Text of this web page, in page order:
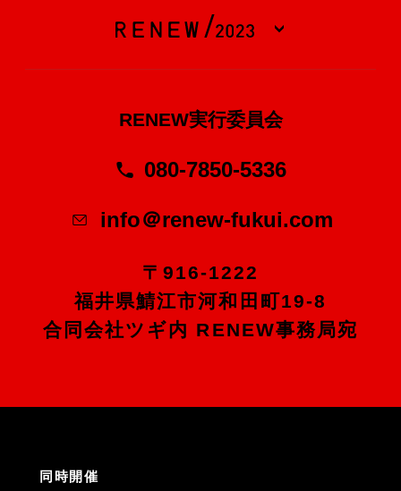
RENEW実行委員会
080-7850-5336
info＠renew-fukui.com
〒916-1222
福井県鯖江市河和田町19-8
合同会社ツギ内 RENEW事務局宛
同時開催